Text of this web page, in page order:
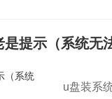
提示（系统无
u盘装系